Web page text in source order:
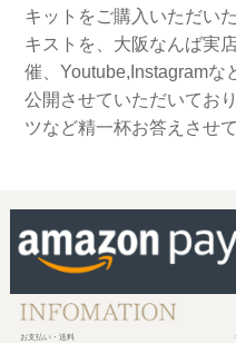
キットをご購入いただい
キストを、大阪なんば実
催、Youtube,Instagramな
公開させていただいてお
ツなど精一杯お答えさせ
お支払い・送料